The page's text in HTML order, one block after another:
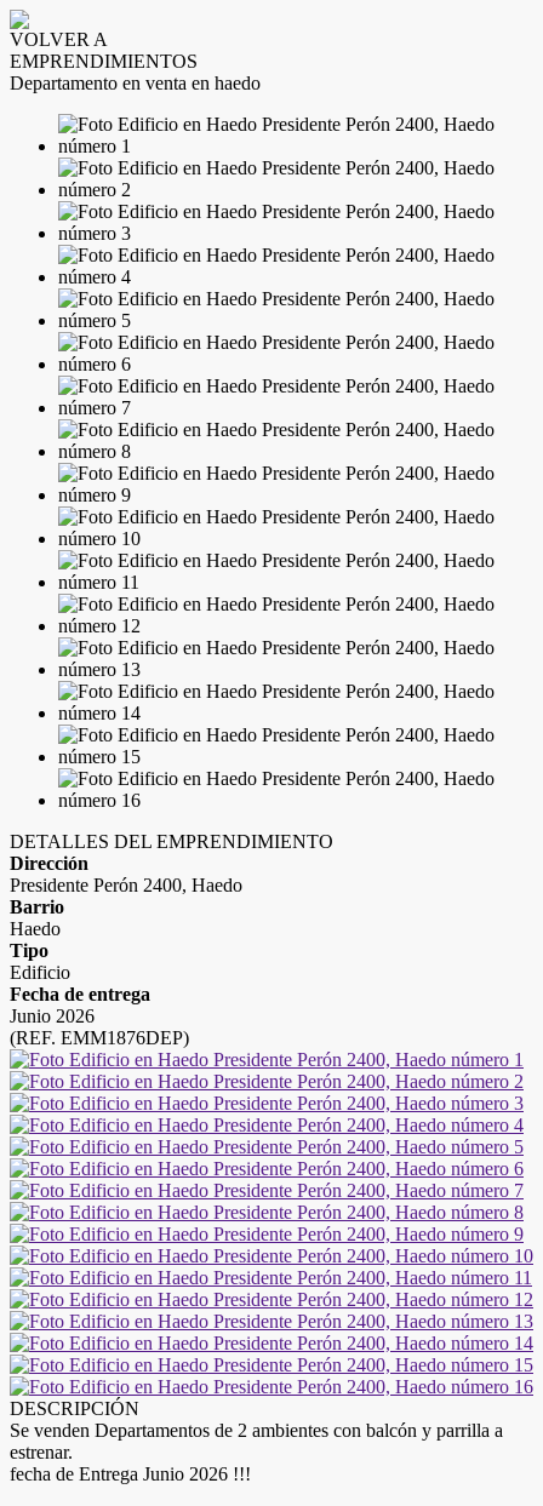
VOLVER A
EMPRENDIMIENTOS
Departamento en venta en haedo
DETALLES DEL EMPRENDIMIENTO
Dirección
Presidente Perón 2400, Haedo
Barrio
Haedo
Tipo
Edificio
Fecha de entrega
Junio 2026
(REF. EMM1876DEP)
DESCRIPCIÓN
Se venden Departamentos de 2 ambientes con balcón y parrilla a
estrenar.
fecha de Entrega Junio 2026 !!!